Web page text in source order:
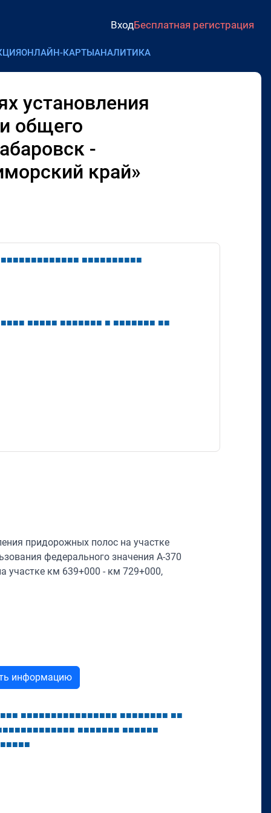
ВходБесплатная регистрация
ОНЛАЙН-КАРТЫАНАЛИТИКА
установления
общего
-
край»
■■■■■■■■■■■■■ ■■■■■■■■■■
■■■■ ■■■■■ ■■■■■■■ ■ ■■■■■■■ ■■
придорожных полос на участке
федерального значения А-370
участке км 639+000 - км 729+000,
информацию
■■■ ■■■■■■■■■■■■■■■■ ■■■■■■■■ ■■
■■■■■■■■■■■■ ■■■■■■■ ■■■■■■
■■■■■